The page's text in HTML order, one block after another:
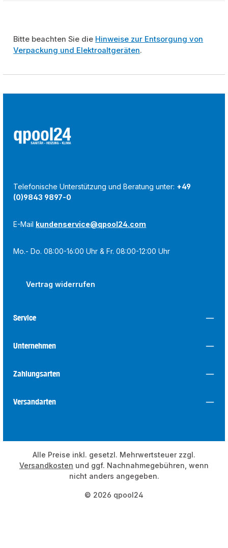
Bitte beachten Sie die Hinweise zur Entsorgung von
Verpackung und Elektroaltgeräten.
Telefonische Unterstützung und Beratung unter: +49
(0)9843 9897-0
E-Mail kundenservice@qpool24.com
Mo.- Do. 08:00-16:00 Uhr & Fr. 08:00-12:00 Uhr
Vertrag widerrufen
Service
Unternehmen
Zahlungsarten
Versandarten
© 2026 qpool24
Alle Preise inkl. gesetzl. Mehrwertsteuer zzgl.
Versandkosten und ggf. Nachnahmegebühren, wenn
nicht anders angegeben.